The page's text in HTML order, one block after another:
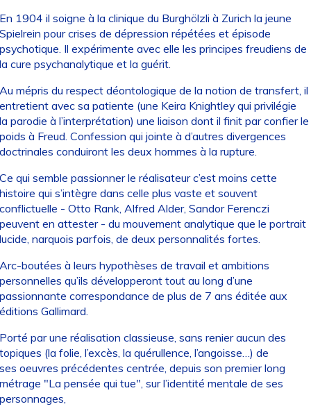
1904 il soigne à la clinique du Burghölzli à Zurich la jeune
pour crises de dépression répétées et épisode
Il expérimente avec elle les principes freudiens de
cure psychanalytique et la guérit.
mépris du respect déontologique de la notion de transfert, il
avec sa patiente (une Keira Knightley qui privilégie
parodie à l’interprétation) une liaison dont il finit par confier le
à Freud. Confession qui jointe à d’autres divergences
conduiront les deux hommes à la rupture.
qui semble passionner le réalisateur c’est moins cette
qui s’intègre dans celle plus vaste et souvent
- Otto Rank, Alfred Alder, Sandor Ferenczi
en attester - du mouvement analytique que le portrait
narquois parfois, de deux personnalités fortes.
boutées à leurs hypothèses de travail et ambitions
qu’ils développeront tout au long d’une
correspondance de plus de 7 ans éditée aux
Gallimard.
par une réalisation classieuse, sans renier aucun des
(la folie, l’excès, la quérullence, l’angoisse…) de
oeuvres précédentes centrée, depuis son premier long
"La pensée qui tue", sur l’identité mentale de ses